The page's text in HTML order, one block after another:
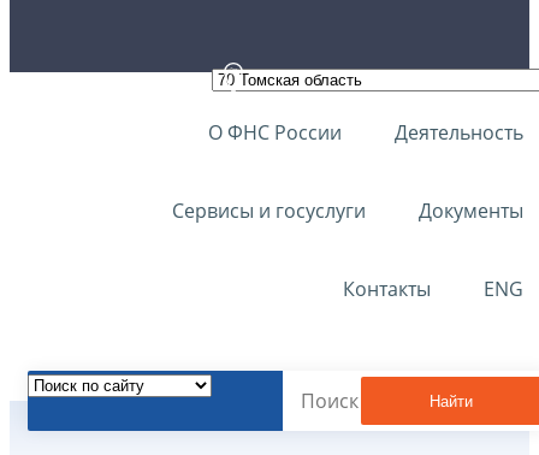
О ФНС России Деятельность
Сервисы и госуслуги Документы
Контакты ENG
Найти